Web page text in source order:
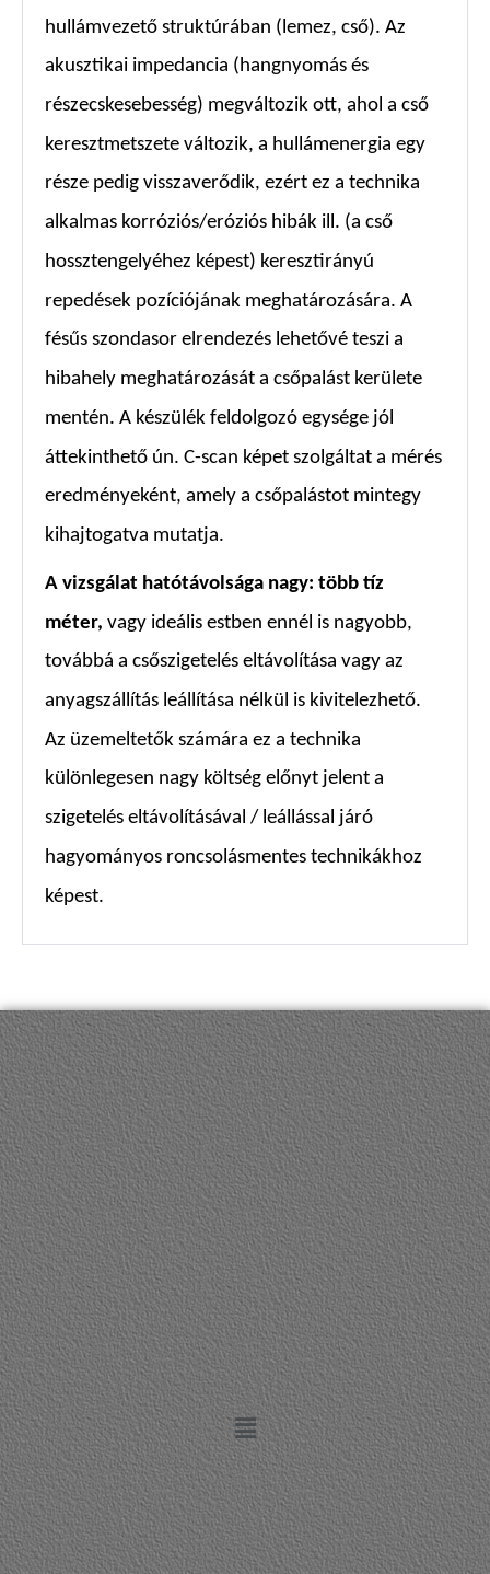
hullámvezető struktúrában (lemez, cső). Az
akusztikai impedancia (hangnyomás és
részecskesebesség) megváltozik ott, ahol a cső
keresztmetszete változik, a hullámenergia egy
része pedig visszaverődik, ezért ez a technika
alkalmas korróziós/eróziós hibák ill. (a cső
hossztengelyéhez képest) keresztirányú
repedések pozíciójának meghatározására. A
fésűs szondasor elrendezés lehetővé teszi a
hibahely meghatározását a csőpalást kerülete
mentén. A készülék feldolgozó egysége jól
áttekinthető ún. C-scan képet szolgáltat a mérés
eredményeként, amely a csőpalástot mintegy
kihajtogatva mutatja.
A vizsgálat hatótávolsága nagy: több tíz
méter, vagy ideális estben ennél is nagyobb,
továbbá a csőszigetelés eltávolítása vagy az
anyagszállítás leállítása nélkül is kivitelezhető.
Az üzemeltetők számára ez a technika
különlegesen nagy költség előnyt jelent a
szigetelés eltávolításával / leállással járó
hagyományos roncsolásmentes technikákhoz
képest.